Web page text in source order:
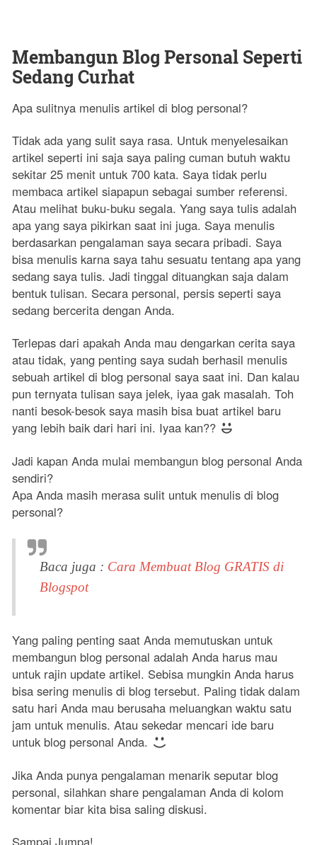
Membangun Blog Personal Seperti
Sedang Curhat
Apa sulitnya menulis artikel di blog personal?
Tidak ada yang sulit saya rasa. Untuk menyelesaikan
artikel seperti ini saja saya paling cuman butuh waktu
sekitar 25 menit untuk 700 kata. Saya tidak perlu
membaca artikel siapapun sebagai sumber referensi.
Atau melihat buku-buku segala. Yang saya tulis adalah
apa yang saya pikirkan saat ini juga. Saya menulis
berdasarkan pengalaman saya secara pribadi. Saya
bisa menulis karna saya tahu sesuatu tentang apa yang
sedang saya tulis. Jadi tinggal dituangkan saja dalam
bentuk tulisan. Secara personal, persis seperti saya
sedang bercerita dengan Anda.
Terlepas dari apakah Anda mau dengarkan cerita saya
atau tidak, yang penting saya sudah berhasil menulis
sebuah artikel di blog personal saya saat ini. Dan kalau
pun ternyata tulisan saya jelek, iyaa gak masalah. Toh
nanti besok-besok saya masih bisa buat artikel baru
yang lebih baik dari hari ini. Iyaa kan??
Jadi kapan Anda mulai membangun blog personal Anda
sendiri?
Apa Anda masih merasa sulit untuk menulis di blog
personal?
Baca juga : Cara Membuat Blog GRATIS di
Blogspot
Yang paling penting saat Anda memutuskan untuk
membangun blog personal adalah Anda harus mau
untuk rajin update artikel. Sebisa mungkin Anda harus
bisa sering menulis di blog tersebut. Paling tidak dalam
satu hari Anda mau berusaha meluangkan waktu satu
jam untuk menulis. Atau sekedar mencari ide baru
untuk blog personal Anda.
Jika Anda punya pengalaman menarik seputar blog
personal, silahkan share pengalaman Anda di kolom
komentar biar kita bisa saling diskusi.
Sampai Jumpa!